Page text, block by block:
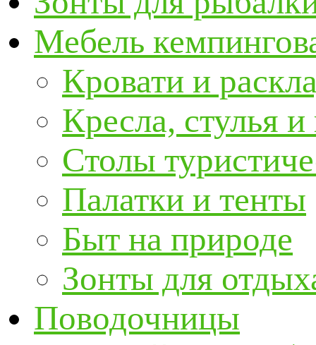
Мебель
Кровати и
Кресла, стулья
Столы
Палатки и тенты
Быт на природе
Зонты для
Поводочницы